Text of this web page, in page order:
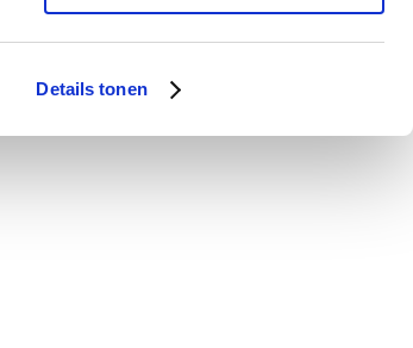
Details tonen